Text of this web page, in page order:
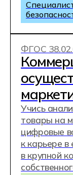
Оператор
Инженер-
Специалист по
ФГОС 08.02.15
в
Проектируй
подготавливай
Участвуй в
объектов и
эксплуатации.
Это
строительства